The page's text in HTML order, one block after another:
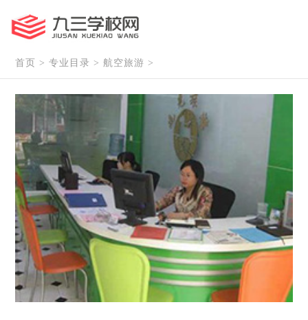
首页 >专业目录 >航空旅游 >